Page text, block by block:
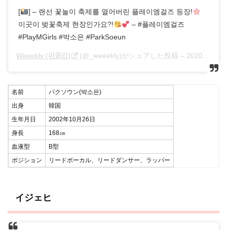
[
] – 랜선 꽃놀이 축제를 열어버린 플레이엠걸즈 등장!
이곳이 벚꽃축제 현장인가요?!
– #플레이엠걸즈
#PlayMGirls #박소은 #ParkSoeun
Weeekly (위클리) (@_weeekly)がシェアした投稿 – 2020年 4月月1日午後11時05分PDT
名前
パクソウン(박소은)
出身
韓国
生年月日
2002年10月26日
身長
168㎝
血液型
B型
ポジション
リードボーカル、リードダンサー、ラッパー
イジェヒ